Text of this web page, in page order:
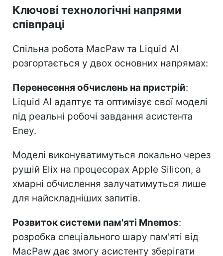
Ключові технологічні напрями
співпраці
Спільна робота MacPaw та Liquid AI
розгортається у двох основних напрямах:
Перенесення обчислень на пристрій:
Liquid AI адаптує та оптимізує свої моделі
під реальні робочі завдання асистента
Eney.
Моделі виконуватимуться локально через
рушій Elix на процесорах Apple Silicon, а
хмарні обчислення залучатимуться лише
для найскладніших запитів.
Розвиток системи пам'яті Mnemos:
розробка спеціального шару пам'яті від
MacPaw дає змогу асистенту зберігати